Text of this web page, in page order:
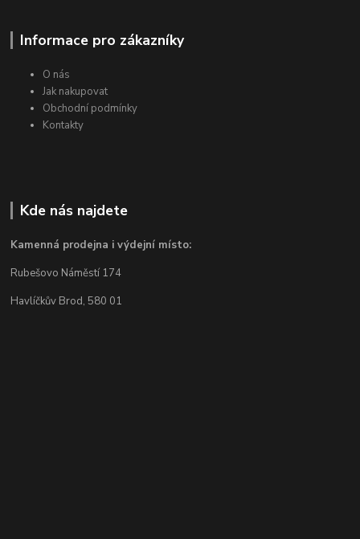
Informace pro zákazníky
O nás
Jak nakupovat
Obchodní podmínky
Kontakty
Kde nás najdete
Kamenná prodejna i výdejní místo:
Rubešovo Náměstí 174
Havlíčkův Brod, 580 01